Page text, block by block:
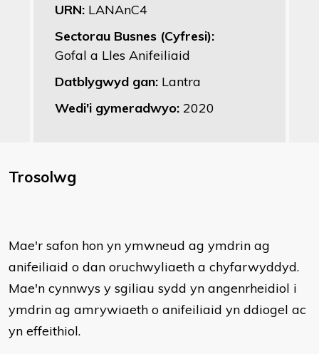
URN: LANAnC4
Sectorau Busnes (Cyfresi):
Gofal a Lles Anifeiliaid
Datblygwyd gan: Lantra
Wedi'i gymeradwyo: 2020
Trosolwg
Mae'r safon hon yn ymwneud ag ymdrin ag
anifeiliaid o dan oruchwyliaeth a chyfarwyddyd.
Mae'n cynnwys y sgiliau sydd yn angenrheidiol i
ymdrin ag amrywiaeth o anifeiliaid yn ddiogel ac
yn effeithiol.